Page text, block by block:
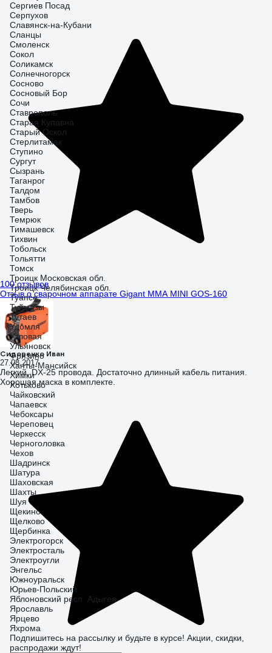
100 отзывов
Отзыв о сварочном аппарате Gigant MMA MINI GOS-160
Сидоренко Иван
27.08.2017
Легкий, DX-25 провода. Достаточно длинный кабель питания.
Хорошая маска в комплекте.
Сергиев Посад
Серпухов
Славянск-на-Кубани
Сланцы
Смоленск
Сокол
Соликамск
Солнечногорск
Сосново
Сосновый Бор
Сочи
Ставрополь
Старая Купавна
Старый Оскол
Стерлитамак
Ступино
Сургут
Сызрань
Таганрог
Талдом
Тамбов
Тверь
Темрюк
Тимашевск
Тихвин
Тобольск
Тольятти
Томск
Троицк Московская обл.
Троицк Челябинская обл.
Туапсе
Туймазы
Тутаев
Удомля
Узловая
Ульяновск
Фрязино
Ханты-Мансийск
Химки
Хотьково
Чайковский
Чапаевск
Чебоксары
Череповец
Черкесск
Черноголовка
Чехов
Шадринск
Шатура
Шаховская
Шахты
Шуя
Щекино
Щелково
Щербинка
Электрогорск
Электросталь
Электроугли
Энгельс
Южноуральск
Юрьев-Польский
Яблоновский респ. Адыгея
Ярославль
Ярцево
Яхрома
Подпишитесь на рассылку и будьте в курсе! Акции, скидки,
распродажи ждут!